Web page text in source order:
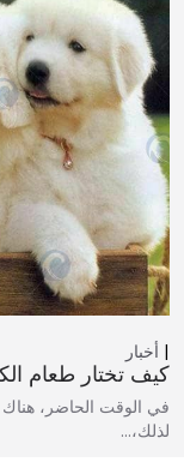
أخبار
كيف تختار طعام
في الوقت الحاضر، هناك
لذلك،…